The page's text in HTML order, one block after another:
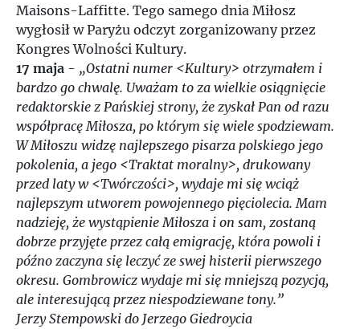
Maisons-Laffitte. Tego samego dnia Miłosz
wygłosił w Paryżu odczyt zorganizowany przez
Kongres Wolności Kultury.
17 maja - „Ostatni numer <Kultury> otrzymałem i
bardzo go chwalę. Uważam to za wielkie osiągnięcie
redaktorskie z Pańskiej strony, że zyskał Pan od razu
współpracę Miłosza, po którym się wiele spodziewam.
W Miłoszu widzę najlepszego pisarza polskiego jego
pokolenia, a jego <Traktat moralny>, drukowany
przed laty w <Twórczości>, wydaje mi się wciąż
najlepszym utworem powojennego pięciolecia. Mam
nadzieję, że wystąpienie Miłosza i on sam, zostaną
dobrze przyjęte przez całą emigrację, która powoli i
późno zaczyna się leczyć ze swej histerii pierwszego
okresu. Gombrowicz wydaje mi się mniejszą pozycją,
ale interesującą przez niespodziewane tony.”
Jerzy Stempowski do Jerzego Giedroycia